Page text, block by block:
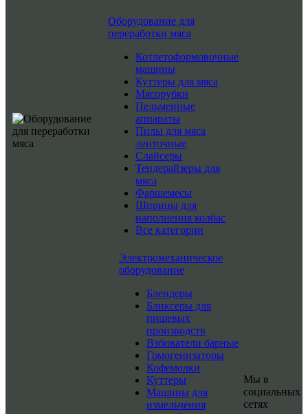
Оборудование для
переработки мяса
Котлетоформовочные
машины
Куттеры для мяса
Мясорубки
Пельменные
аппараты
Пилы для мяса
ленточные
Слайсеры
Тендерайзеры для
мяса
Фаршемесы
Шприцы для
наполнения колбас
Все категории
Электромеханическое
оборудование
Блендеры
Бликсеры для
пищевых
производств
Взбиватели барные
Гомогенизаторы
Кофемолки
Куттеры
Машины для
измельчения
Мы в
социальных
сетях